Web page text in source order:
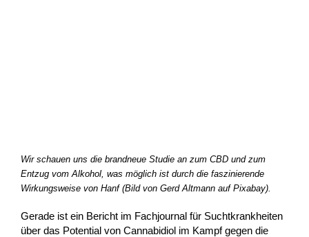
Wir schauen uns die brandneue Studie an zum CBD und zum
Entzug vom Alkohol, was möglich ist durch die faszinierende
Wirkungsweise von Hanf (Bild von Gerd Altmann auf Pixabay).
Gerade ist ein Bericht im Fachjournal für Suchtkrankheiten
über das Potential von Cannabidiol im Kampf gegen die